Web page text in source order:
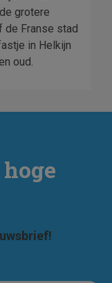
grotere
de Franse stad
in Helkijn
oud.